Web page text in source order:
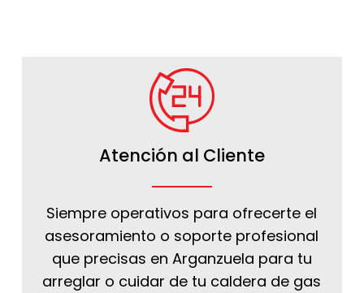
Atención al Cliente
Siempre operativos para ofrecerte el
asesoramiento o soporte profesional
que precisas en Arganzuela para tu
arreglar o cuidar de tu caldera de gas